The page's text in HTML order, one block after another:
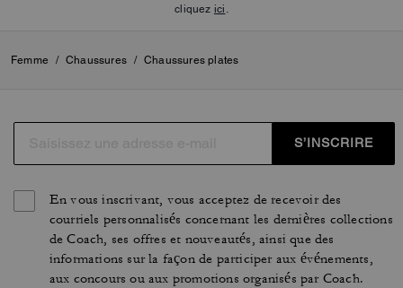
cliquez ici
Femme / Chaussures / Chaussures plates
S’INSCRIRE
En vous inscrivant, vous acceptez de recevoir des
courriels personnalisés concernant les dernières collections
de Coach, ses offres et nouveautés, ainsi que des
informations sur la façon de participer aux événements,
aux concours ou aux promotions organisés par Coach.